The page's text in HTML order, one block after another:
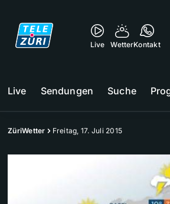
Live WetterKontakt
Live Sendungen Suche
ZüriWetter Freitag, 17. Juli 2015